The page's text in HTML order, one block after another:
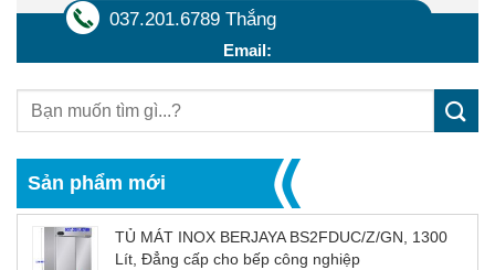
037.201.6789 Thắng
Email:
Sản phẩm mới
TỦ MÁT INOX BERJAYA BS2FDUC/Z/GN, 1300
Lít, Đẳng cấp cho bếp công nghiệp